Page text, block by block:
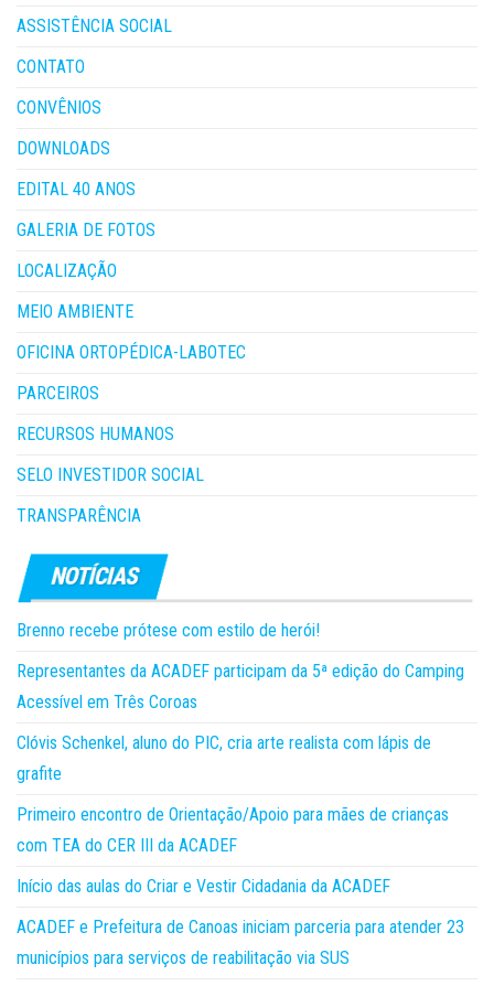
ASSISTÊNCIA SOCIAL
CONTATO
CONVÊNIOS
DOWNLOADS
EDITAL 40 ANOS
GALERIA DE FOTOS
LOCALIZAÇÃO
MEIO AMBIENTE
OFICINA ORTOPÉDICA-LABOTEC
PARCEIROS
RECURSOS HUMANOS
SELO INVESTIDOR SOCIAL
TRANSPARÊNCIA
Brenno recebe prótese com estilo de herói!
Representantes da ACADEF participam da 5ª edição do Camping
Acessível em Três Coroas
Clóvis Schenkel, aluno do PIC, cria arte realista com lápis de
grafite
Primeiro encontro de Orientação/Apoio para mães de crianças
com TEA do CER III da ACADEF
Início das aulas do Criar e Vestir Cidadania da ACADEF
ACADEF e Prefeitura de Canoas iniciam parceria para atender 23
municípios para serviços de reabilitação via SUS